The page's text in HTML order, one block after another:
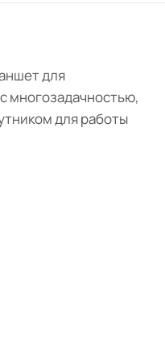
для
многозадачностью,
для работы